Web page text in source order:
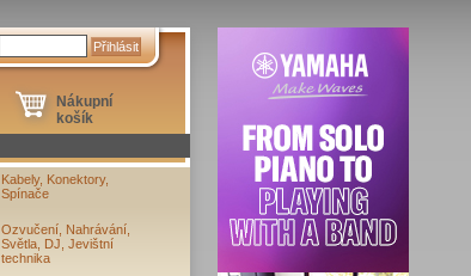
Nákupní
košík
Kabely, Konektory,
Spínače
Ozvučení, Nahrávání,
Světla, DJ, Jevištní
technika